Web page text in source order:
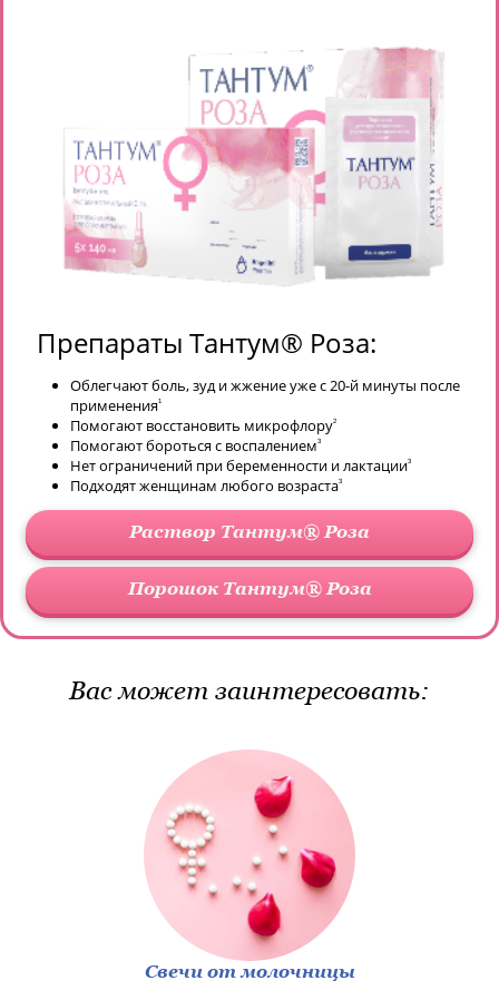
Препараты Тантум® Роза:
Облегчают боль, зуд и жжение уже с 20-й минуты после
применения1
Помогают восстановить микрофлору2
Помогают бороться с воспалением3
Нет ограничений при беременности и лактации3
Подходят женщинам любого возраста3
Раствор Тантум® Роза
Порошок Тантум® Роза
Вас может заинтересовать:
Свечи от молочницы